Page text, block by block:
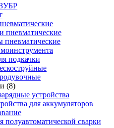
пневматические
пневматические
подкачки
(8)
устройства
для аккумуляторов
полуавтоматической сварки